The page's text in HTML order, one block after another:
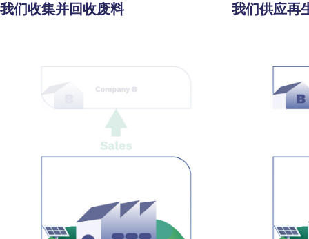
我们收集并回收废料 我们供应再